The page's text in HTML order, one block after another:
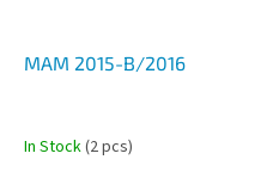
MAM 2015-B/2016
In Stock(2 pcs)